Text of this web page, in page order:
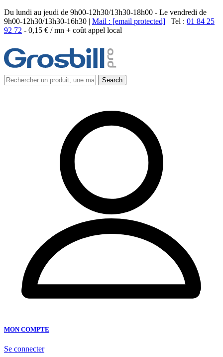
Du lundi au jeudi de 9h00-12h30/13h30-18h00 - Le vendredi de
9h00-12h30/13h30-16h30 | Mail : [email protected] | Tel : 01 84 25
92 72 - 0,15 € / mn + coût appel local
MON COMPTE
Se connecter